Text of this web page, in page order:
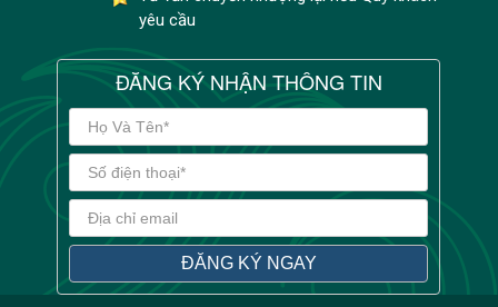
yêu cầu
ĐĂNG KÝ NHẬN THÔNG TIN